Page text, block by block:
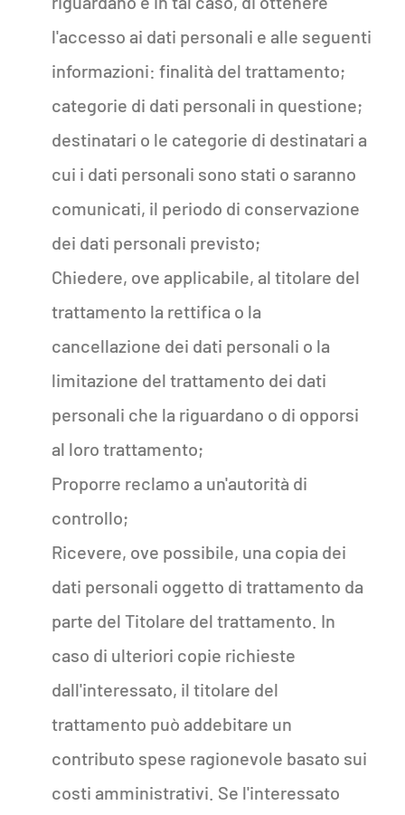
l'accesso ai dati personali e alle seguenti
informazioni: finalità del trattamento;
categorie di dati personali in questione;
destinatari o le categorie di destinatari a
cui i dati personali sono stati o saranno
comunicati, il periodo di conservazione
dei dati personali previsto;
Chiedere, ove applicabile, al titolare del
trattamento la rettifica o la
cancellazione dei dati personali o la
limitazione del trattamento dei dati
personali che la riguardano o di opporsi
al loro trattamento;
Proporre reclamo a un'autorità di
controllo;
Ricevere, ove possibile, una copia dei
dati personali oggetto di trattamento da
parte del Titolare del trattamento. In
caso di ulteriori copie richieste
dall'interessato, il titolare del
trattamento può addebitare un
contributo spese ragionevole basato sui
costi amministrativi. Se l'interessato